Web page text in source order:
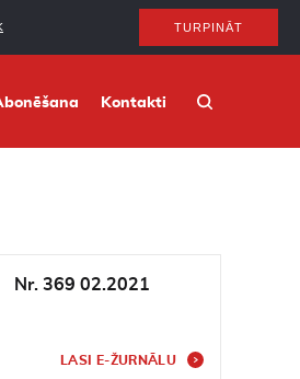
TURPINĀT
Kontakti
Nr. 369 02.2021
LASI E-ŽURNĀLU